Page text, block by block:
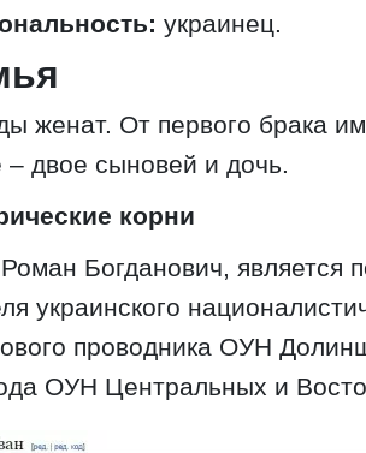
украинец.
женат. От первого брака
– двое сыновей и дочь.
корни
Богданович, является
украинского
проводника ОУН
ОУН Центральных и